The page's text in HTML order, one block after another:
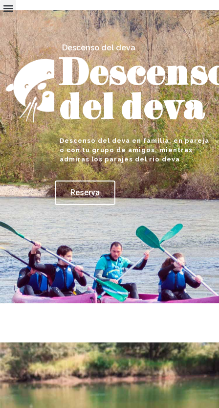
Descenso del deva
del deva
Descenso del deva en familia, en pareja
o con tu grupo de amigos, mientras
admiras los parajes del rio deva
Reserva